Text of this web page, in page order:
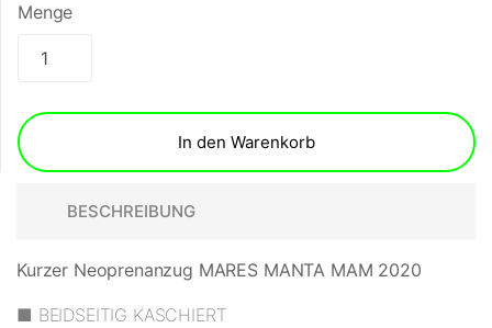
Menge
In den Warenkorb
BESCHREIBUNG
Kurzer Neoprenanzug MARES MANTA MAM 2020
■ BEIDSEITIG KASCHIERT